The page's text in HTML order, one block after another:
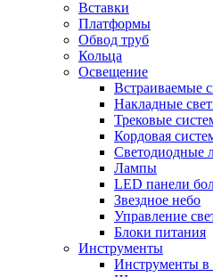
Вставки
Платформы
Обвод труб
Кольца
Освещение
Встраиваемые
Накладные
Трековые
Кордовая
Светодиодные
Лампы
LED панели
Звездное небо
Управление
Блоки питания
Инструменты
Инструменты в